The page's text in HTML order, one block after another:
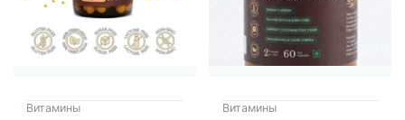
Витамины Витамины